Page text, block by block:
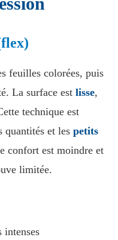
feuilles colorées, puis
La surface est lisse,
technique est
quantités et les petits
confort est moindre et
limitée.
intenses